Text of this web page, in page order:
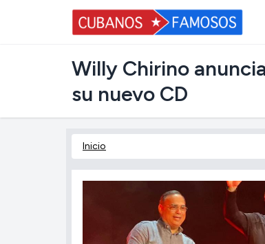
Willy Chirino
su nuevo CD
Inicio